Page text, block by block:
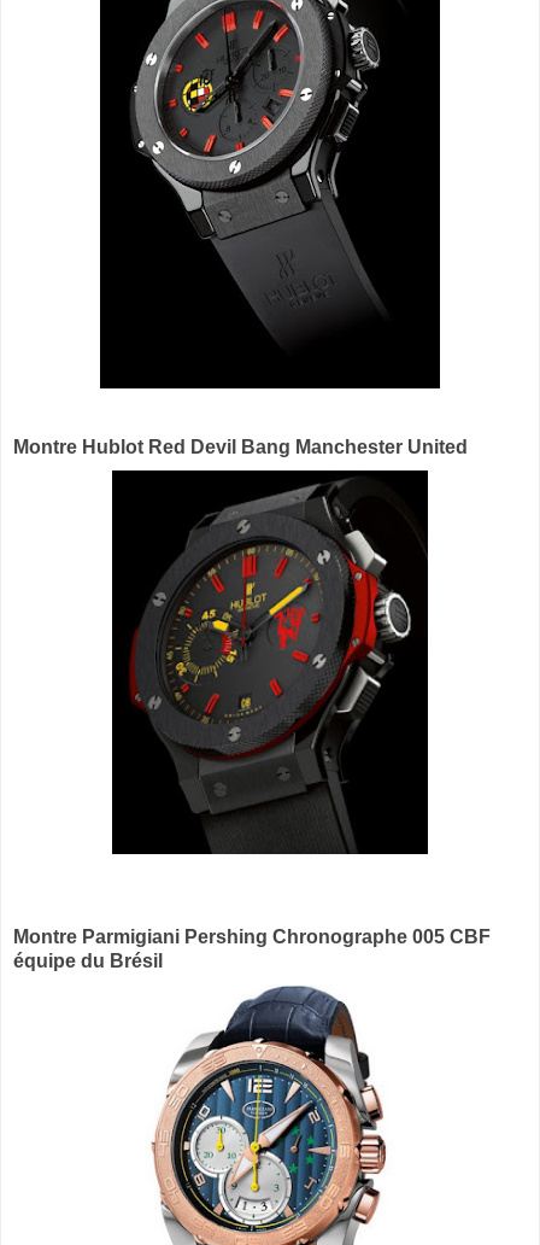
Montre Hublot Red Devil Bang Manchester United
Montre Parmigiani Pershing Chronographe 005 CBF
équipe du Brésil